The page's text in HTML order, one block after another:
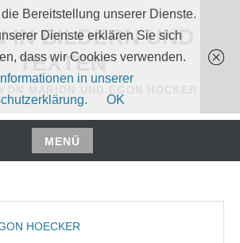
IN BILDERN UND
TEXTEN
MENÜ
HOECKER
Bereitstellung unserer Dienste.
Dienste erklären Sie sich
dass wir Cookies verwenden.
in unserer
OK